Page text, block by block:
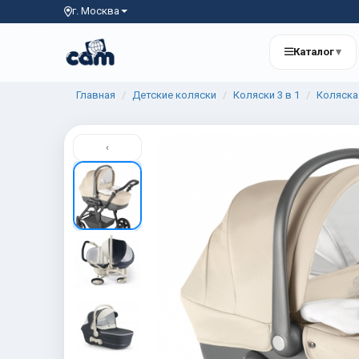
г. Москва
Каталог▾
Главная Детские коляски Коляски 3 в 1
‹